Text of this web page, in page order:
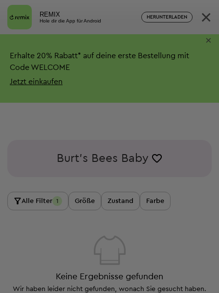
REMIX
Hole dir die App für Android
HERUNTERLADEN ×
Erhalte 20% Rabatt* auf deine erste Bestellung mit
Code WELCOME
Jetzt einkaufen
×
Burt's Bees Baby
Alle Filter 1 Größe Zustand Farbe
Keine Ergebnisse gefunden
Wir haben leider nicht gefunden, wonach Sie gesucht haben.